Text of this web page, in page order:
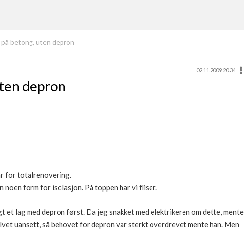
betong, uten depron
02.11.2009 20.34
depron
for totalrenovering.
noen form for isolasjon. På toppen har vi fliser.
et lag med depron først. Da jeg snakket med elektrikeren om dette, mente
uansett, så behovet for depron var sterkt overdrevet mente han. Men